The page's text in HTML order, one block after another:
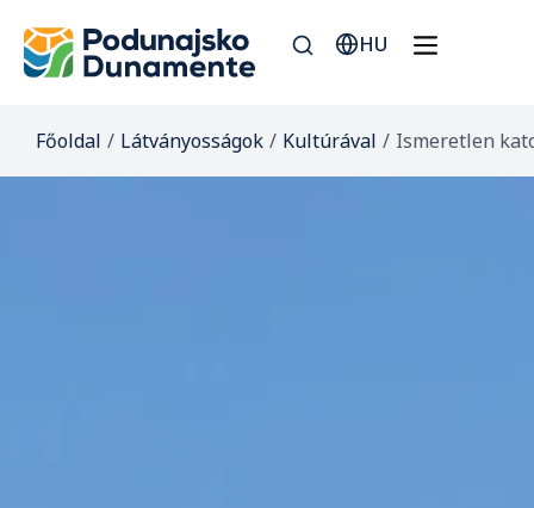
HU
Főoldal / Látványosságok / Kultúrával / Ismeretlen